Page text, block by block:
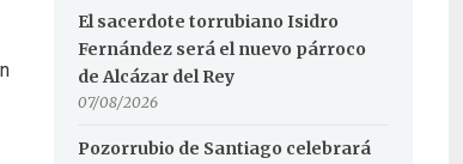
El sacerdote torrubiano Isidro
Fernández será el nuevo párroco
de Alcázar del Rey
07/08/2026
Pozorrubio de Santiago celebrará